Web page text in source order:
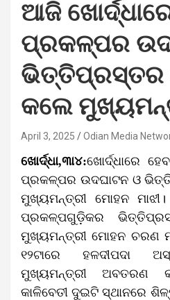
ଆଜି
ପ୍ରକଳ୍ପର
ଭିତ୍ତିପ୍ରସ୍ତର
କଲେ
April 3, 2025 Odian Media
ଖୋର୍ଦ୍ଧା,୩ା୪:ଖୋର୍ଦ୍ଧାରେ
ପ୍ରକଳ୍ପର ଉଦଘାଟନ ଓ
ମୁଖ୍ୟମନ୍ତ୍ରୀ ମୋହନ
ପ୍ରକଳ୍ପଗୁଡ଼ିକର
ମୁଖ୍ୟମନ୍ତ୍ରୀ ମୋହନ ଚରଣ
୧୨ଟାରେ ହଳଦୀପଦା
ମୁଖ୍ୟମନ୍ତ୍ରୀ ଅବତରଣ
କାଳିବେତୀ ଦୁଇଟି ସ୍ଥାନରେ